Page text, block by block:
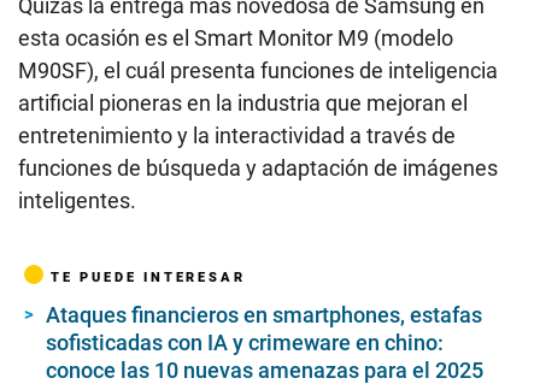
esta ocasión es el Smart Monitor M9 (modelo
M90SF), el cuál presenta funciones de inteligencia
artificial pioneras en la industria que mejoran el
entretenimiento y la interactividad a través de
funciones de búsqueda y adaptación de imágenes
inteligentes.
TE PUEDE INTERESAR
Ataques financieros en smartphones, estafas
sofisticadas con IA y crimeware en chino:
conoce las 10 nuevas amenazas para el 2025